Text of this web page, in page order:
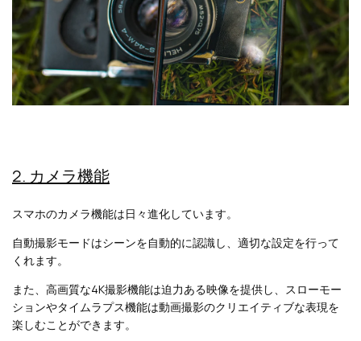
2. カメラ機能
スマホのカメラ機能は日々進化しています。
自動撮影モードはシーンを自動的に認識し、適切な設定を行って
くれます。
また、高画質な4K撮影機能は迫力ある映像を提供し、スローモー
ションやタイムラプス機能は動画撮影のクリエイティブな表現を
楽しむことができます。